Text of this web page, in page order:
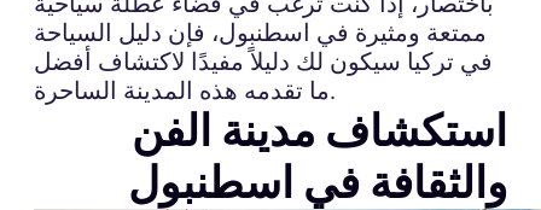
ممتعة ومثيرة في اسطنبول، فإن دليل السياحة
في تركيا سيكون لك دليلاً مفيدًا لاكتشاف أفضل
ما تقدمه هذه المدينة الساحرة.
استكشاف مدينة الفن
والثقافة في اسطنبول